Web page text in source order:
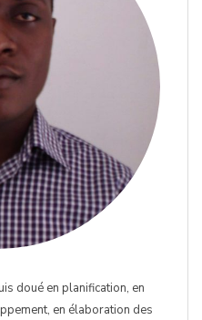
doué en planification, en
en élaboration des